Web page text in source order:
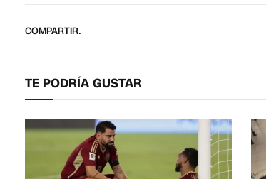
COMPARTIR.
TE PODRÍA GUSTAR